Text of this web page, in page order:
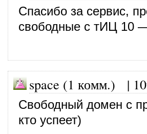
Спасибо за сервис,
свободные с тИЦ 10
space (1 комм.) |
Свободный домен с
кто успеет)